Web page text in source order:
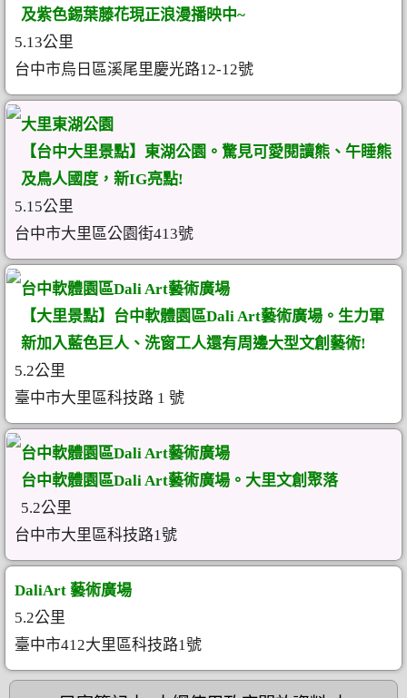
及紫色錫葉藤花現正浪漫播映中~
5.13公里
台中市烏日區溪尾里慶光路12-12號
大里東湖公園
【台中大里景點】東湖公園。驚見可愛閱讀熊、午睡熊
及鳥人國度，新IG亮點!
5.15公里
台中市大里區公園街413號
台中軟體園區Dali Art藝術廣場
【大里景點】台中軟體園區Dali Art藝術廣場。生力軍
新加入藍色巨人、洗窗工人還有周邊大型文創藝術!
5.2公里
臺中市大里區科技路 1 號
台中軟體園區Dali Art藝術廣場
台中軟體園區Dali Art藝術廣場。大里文創聚落
5.2公里
台中市大里區科技路1號
DaliArt 藝術廣場
5.2公里
臺中市412大里區科技路1號